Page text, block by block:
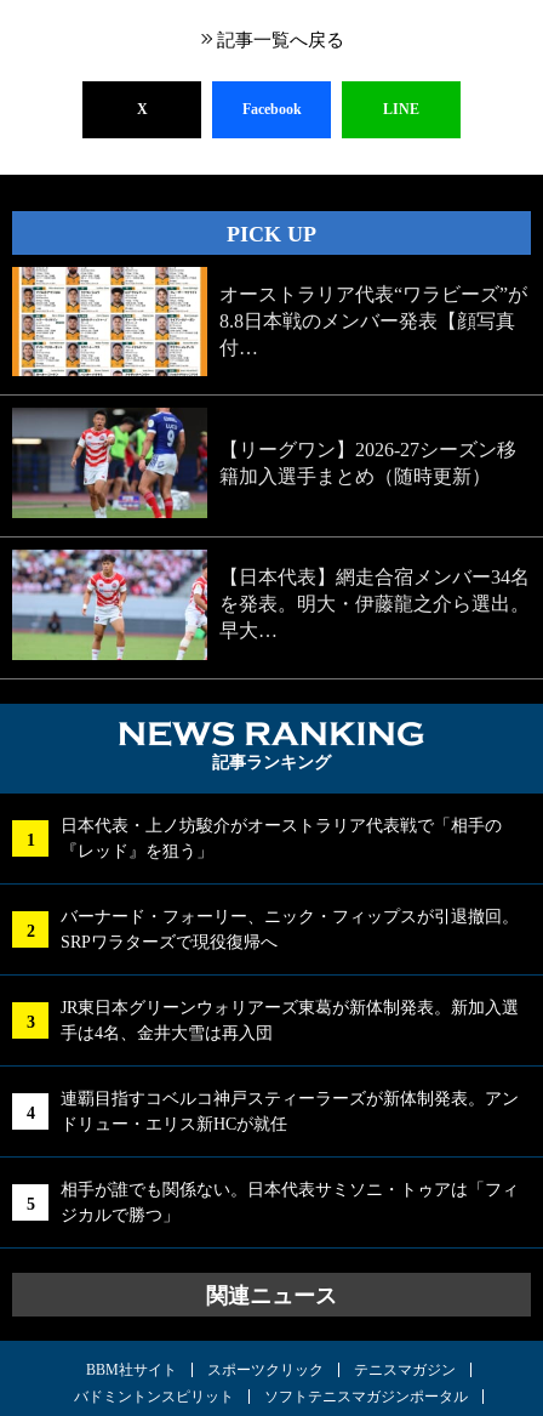
記事一覧へ戻る
X Facebook LINE
PICK UP
オーストラリア代表“ワラビーズ”が
8.8日本戦のメンバー発表【顔写真
付…
【リーグワン】2026-27シーズン移
籍加入選手まとめ（随時更新）
【日本代表】網走合宿メンバー34名
を発表。明大・伊藤龍之介ら選出。
早大…
記事ランキング
日本代表・上ノ坊駿介がオーストラリア代表戦で「相手の
『レッド』を狙う」
バーナード・フォーリー、ニック・フィップスが引退撤回。
SRPワラターズで現役復帰へ
JR東日本グリーンウォリアーズ東葛が新体制発表。新加入選
手は4名、金井大雪は再入団
連覇目指すコベルコ神戸スティーラーズが新体制発表。アン
ドリュー・エリス新HCが就任
相手が誰でも関係ない。日本代表サミソニ・トゥアは「フィ
ジカルで勝つ」
関連ニュース
BBM社サイト スポーツクリック
テニスマガジン
バドミントンスピリット
ソフトテニスマガジンポータル